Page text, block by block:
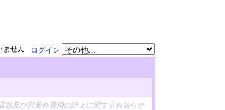
ログイン
ません
益及び営業外費用の計上に関するお知らせ